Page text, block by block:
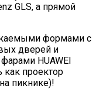
GLS, а прямой
формами с
дверей и
HUAWEI
проектор
пикнике)!